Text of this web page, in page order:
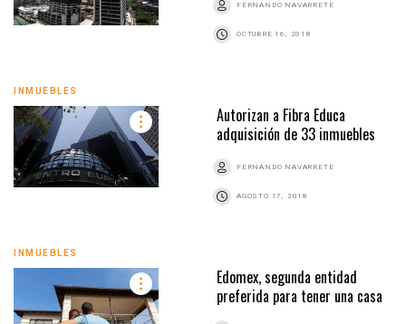
FERNANDO NAVARRETE
OCTUBRE 16, 2018
INMUEBLES
Autorizan a Fibra Educa
adquisición de 33 inmuebles
FERNANDO NAVARRETE
AGOSTO 17, 2018
INMUEBLES
Edomex, segunda entidad
preferida para tener una casa